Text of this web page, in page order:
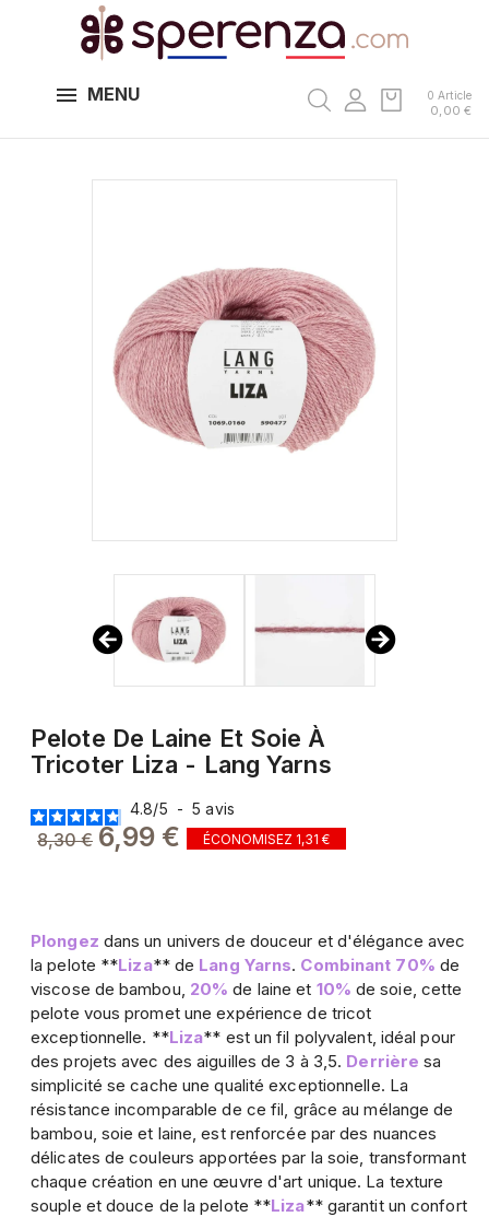
MENU 0 Article
0,00 €
Pelote De Laine Et Soie À
Tricoter Liza - Lang Yarns
4.8/5 - 5avis
8,30 € 6,99 € ÉCONOMISEZ 1,31 €
Plongez dans un univers de douceur et d'élégance avec
la pelote **Liza** de Lang Yarns. Combinant 70% de
viscose de bambou, 20% de laine et 10% de soie, cette
pelote vous promet une expérience de tricot
exceptionnelle. **Liza** est un fil polyvalent, idéal pour
des projets avec des aiguilles de 3 à 3,5. Derrière sa
simplicité se cache une qualité exceptionnelle. La
résistance incomparable de ce fil, grâce au mélange de
bambou, soie et laine, est renforcée par des nuances
délicates de couleurs apportées par la soie, transformant
chaque création en une œuvre d'art unique. La texture
souple et douce de la pelote **Liza** garantit un confort